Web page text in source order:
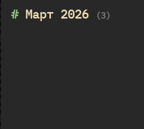
#Март 2026 (3)